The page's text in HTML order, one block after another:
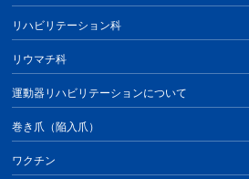
リハビリテーション科
リウマチ科
運動器リハビリテーションについて
巻き爪（陥入爪）
ワクチン